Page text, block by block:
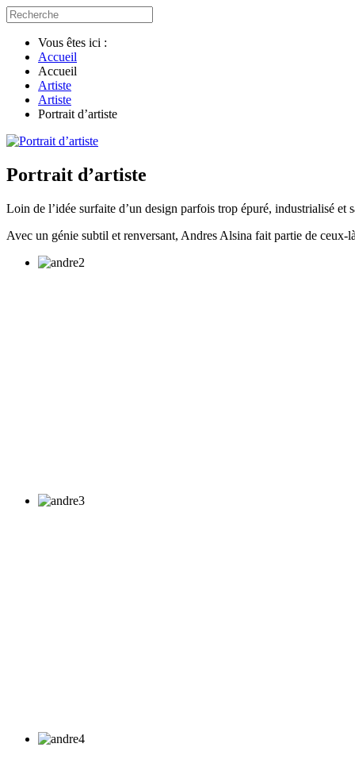
Vous êtes ici :
Accueil
Accueil
Artiste
Artiste
Portrait d’artiste
Portrait d’artiste
Loin de l’idée surfaite d’un design parfois trop épuré, industrialisé
Avec un génie subtil et renversant, Andres Alsina fait partie de